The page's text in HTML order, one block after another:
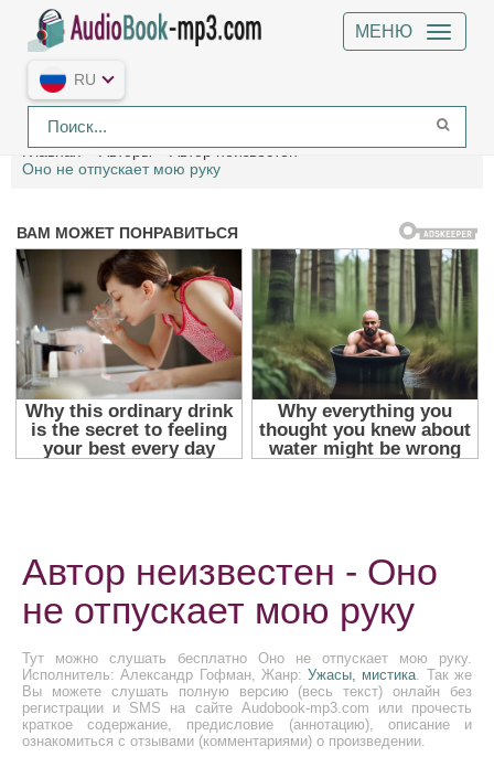
МЕНЮ
RU
Главная Авторы
Автор неизвестен
Оно не отпускает мою руку
Автор неизвестен - Оно
не отпускает мою руку
Тут можно слушать бесплатно Оно не отпускает мою руку.
Исполнитель: Александр Гофман, Жанр:Ужасы, мистика. Так же
Вы можете слушать полную версию (весь текст) онлайн без
регистрации и SMS на сайте Audobook-mp3.com или прочесть
краткое содержание, предисловие (аннотацию), описание и
ознакомиться с отзывами (комментариями) о произведении.